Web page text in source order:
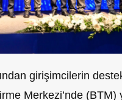
girişimcilerin
Merkezi’nde (BTM)